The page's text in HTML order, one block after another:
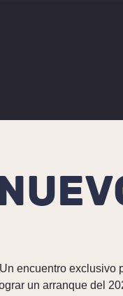
encuentro exclusivo
un arranque del